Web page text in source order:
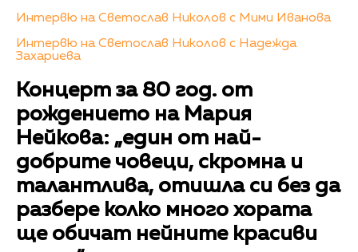
Интервю на Светослав Николов с Мими Иванова
Интервю на Светослав Николов с Надежда
Захариева
Концерт за 80 год. от
рождението на Мария
Нейкова: „един от най-
добрите човеци, скромна и
талантлива, отишла си без да
разбере колко много хората
ще обичат нейните красиви